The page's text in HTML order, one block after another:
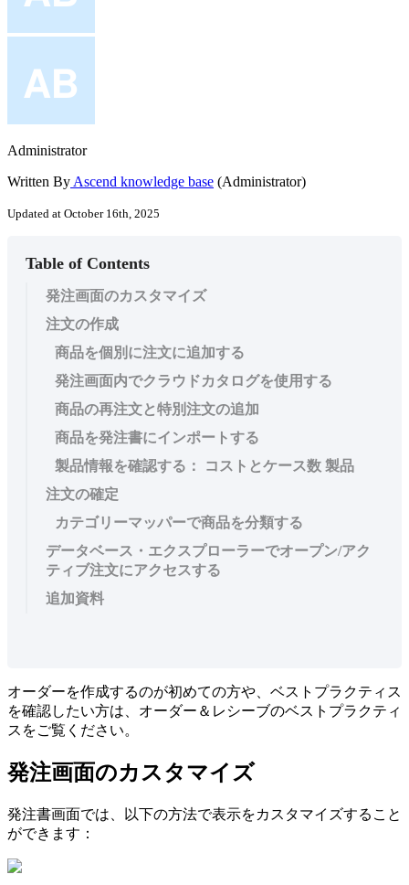
Administrator
Written By Ascend knowledge base (Administrator)
Updated at October 16th, 2025
Table of Contents
発注画面のカスタマイズ
注文の作成
商品を個別に注文に追加する
発注画面内でクラウドカタログを使用する
商品の再注文と特別注文の追加
商品を発注書にインポートする
製品情報を確認する： コストとケース数 製品
注文の確定
カテゴリーマッパーで商品を分類する
データベース・エクスプローラーでオープン/アク
ティブ注文にアクセスする
追加資料
オーダーを作成するのが初めての方や ベス ト プラ クテ ィ ス
を確認したい方は オーダー ＆ レ シーブのベス ト プラ クテ ィ
ス をご覧 く ださ い。
発注画面のカスタマイズ
発注書画面では 以下の方法で表示をカ ス タマイ ズする こ と
ができ ま す ：